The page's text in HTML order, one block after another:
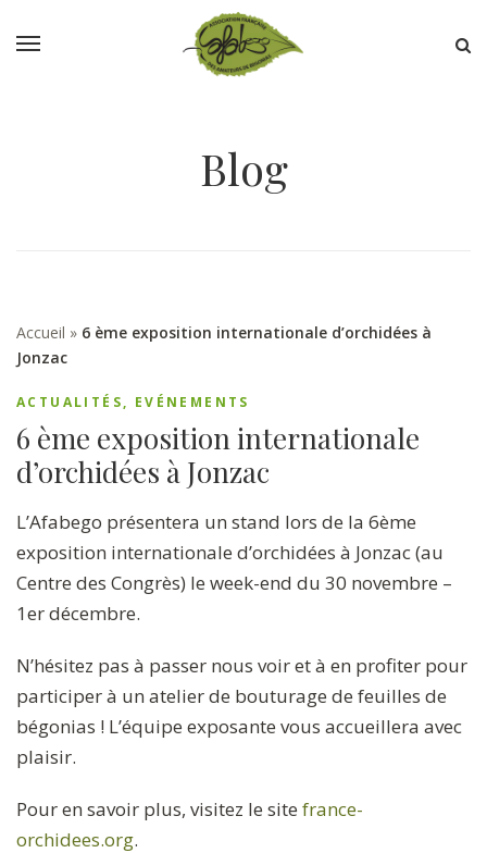
Blog
Accueil » 6 ème exposition internationale d’orchidées à
Jonzac
ACTUALITÉS, EVÉNEMENTS
6 ème exposition internationale
d’orchidées à Jonzac
L’Afabego présentera un stand lors de la 6ème
exposition internationale d’orchidées à Jonzac (au
Centre des Congrès) le week-end du 30 novembre –
1er décembre.
N’hésitez pas à passer nous voir et à en profiter pour
participer à un atelier de bouturage de feuilles de
bégonias ! L’équipe exposante vous accueillera avec
plaisir.
Pour en savoir plus, visitez le site france-
orchidees.org.